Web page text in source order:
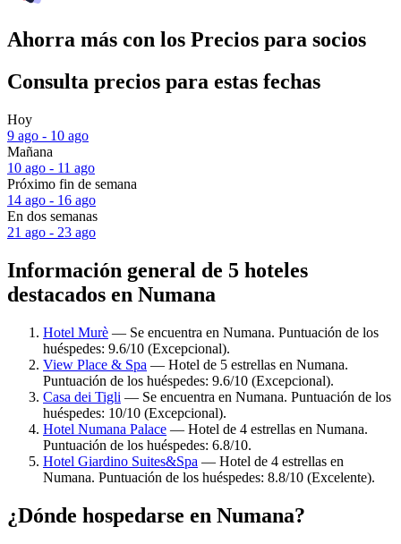
Ahorra más con los Precios para socios
Consulta precios para estas fechas
Hoy
9 ago - 10 ago
Mañana
10 ago - 11 ago
Próximo fin de semana
14 ago - 16 ago
En dos semanas
21 ago - 23 ago
Información general de 5 hoteles
destacados en Numana
Hotel Murè — Se encuentra en Numana. Puntuación de los
huéspedes: 9.6/10 (Excepcional).
View Place & Spa — Hotel de 5 estrellas en Numana.
Puntuación de los huéspedes: 9.6/10 (Excepcional).
Casa dei Tigli — Se encuentra en Numana. Puntuación de los
huéspedes: 10/10 (Excepcional).
Hotel Numana Palace — Hotel de 4 estrellas en Numana.
Puntuación de los huéspedes: 6.8/10.
Hotel Giardino Suites&Spa — Hotel de 4 estrellas en
Numana. Puntuación de los huéspedes: 8.8/10 (Excelente).
¿Dónde hospedarse en Numana?